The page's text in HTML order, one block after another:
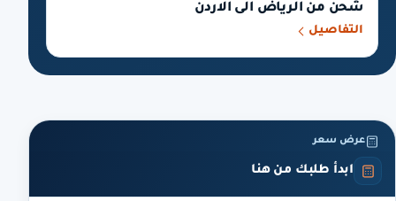
شحن من الرياض الى الاردن
التفاصيل
عرض سعر
ابدأ طلبك من هنا